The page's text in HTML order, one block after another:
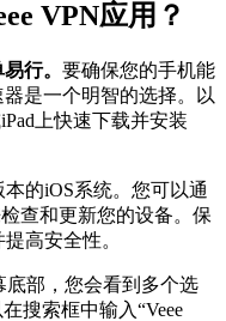
VPN应用？
行。 要确保您的手机能
是一个明智的选择。以
上快速下载并安装
的iOS系统。您可以通
查和更新您的设备。保
高安全性。
底部，您会看到多个选
搜索框中输入“Veee